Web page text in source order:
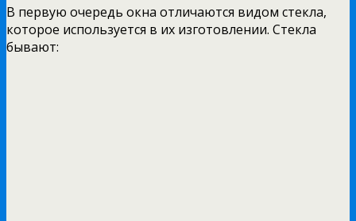
В первую очередь окна отличаются видом стекла,
которое используется в их изготовлении. Стекла
бывают: